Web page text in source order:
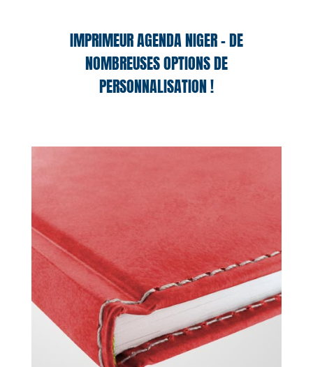
IMPRIMEUR AGENDA NIGER – DE
NOMBREUSES OPTIONS DE
PERSONNALISATION !